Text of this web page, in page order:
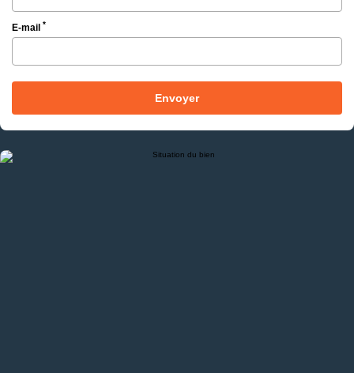
E-mail *
Envoyer